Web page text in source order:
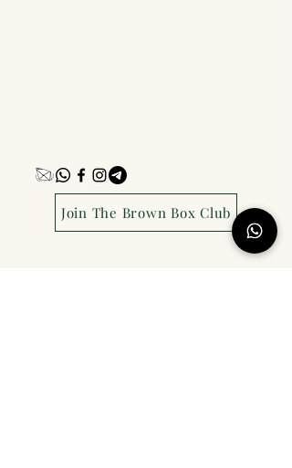
Join The Brown Box Club